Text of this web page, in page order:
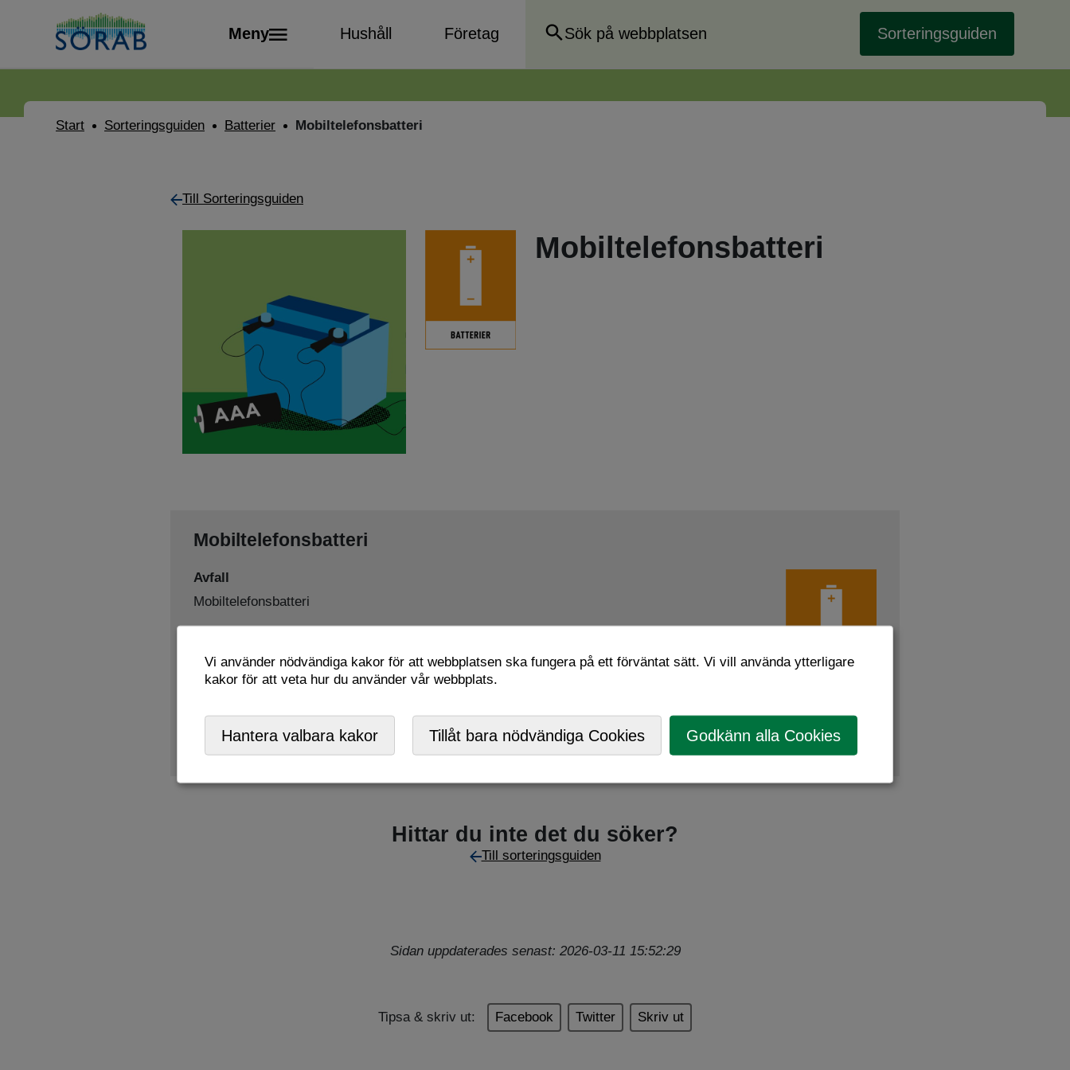
Meny Hushåll Företag Sorteringsguiden
Start Sorteringsguiden Batterier Mobiltelefonsbatteri
Till Sorteringsguiden
Mobiltelefonsbatteri
Mobiltelefonsbatteri
Avfall
Mobiltelefonsbatteri
Batterier
Hittar du inte det du söker?
Till sorteringsguiden
Sidan uppdaterades senast: 2026-03-11 15:52:29
Tipsa & skriv ut: Facebook Twitter Skriv ut
Vi använder nödvändiga kakor för att webbplatsen ska fungera på ett förväntat sätt. Vi vill använda ytterligare
kakor för att veta hur du använder vår webbplats.
Hantera valbara kakor Tillåt bara nödvändiga Cookies Godkänn alla Cookies